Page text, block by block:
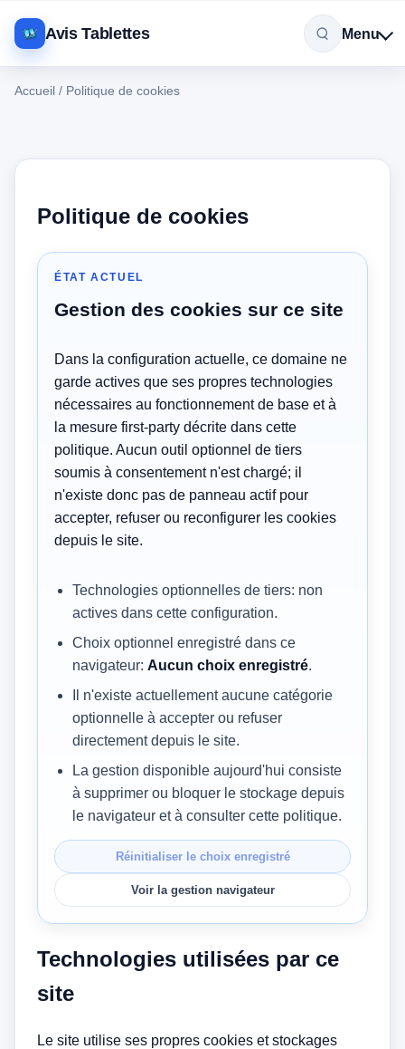
Avis Tablettes Menu
Accueil / Politique de cookies
Politique de cookies
ÉTAT ACTUEL
Gestion des cookies sur ce site
Dans la configuration actuelle, ce domaine ne
garde actives que ses propres technologies
nécessaires au fonctionnement de base et à
la mesure first-party décrite dans cette
politique. Aucun outil optionnel de tiers
soumis à consentement n'est chargé; il
n'existe donc pas de panneau actif pour
accepter, refuser ou reconfigurer les cookies
depuis le site.
Technologies optionnelles de tiers: non
actives dans cette configuration.
Choix optionnel enregistré dans ce
navigateur: Aucun choix enregistré.
Il n'existe actuellement aucune catégorie
optionnelle à accepter ou refuser
directement depuis le site.
La gestion disponible aujourd'hui consiste
à supprimer ou bloquer le stockage depuis
le navigateur et à consulter cette politique.
Réinitialiser le choix enregistré
Voir la gestion navigateur
Technologies utilisées par ce
site
Le site utilise ses propres cookies et stockages